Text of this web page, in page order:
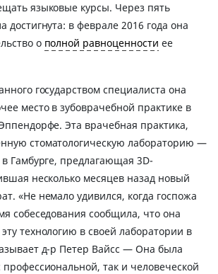
языковые курсы. Через пять
достигнута: в феврале 2016 года она
о полной равноценности ее
государством специалиста она
место в зубоврачебной практике в
Эта врачебная практика,
стоматологическую лабораторию —
Гамбурге, предлагающая 3D-
несколько месяцев назад новый
«Не немало удивился, когда госпожа
собеседования сообщила, что она
технологию в своей лаборатории в
д-р Петер Вайсс — Она была
профессиональной, так и человеческой